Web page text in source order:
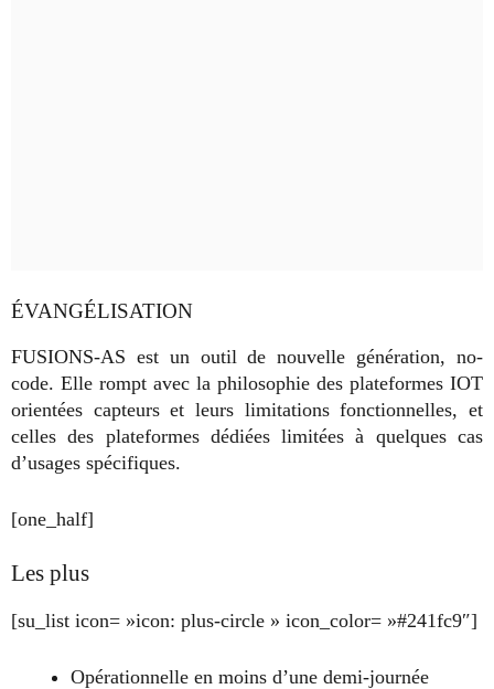
ÉVANGÉLISATION
FUSIONS-AS est un outil de nouvelle génération, no-
code. Elle rompt avec la philosophie des plateformes IOT
orientées capteurs et leurs limitations fonctionnelles, et
celles des plateformes dédiées limitées à quelques cas
d’usages spécifiques.
[one_half]
Les plus
[su_list icon= »icon: plus-circle » icon_color= »#241fc9″]
Opérationnelle en moins d’une demi-journée